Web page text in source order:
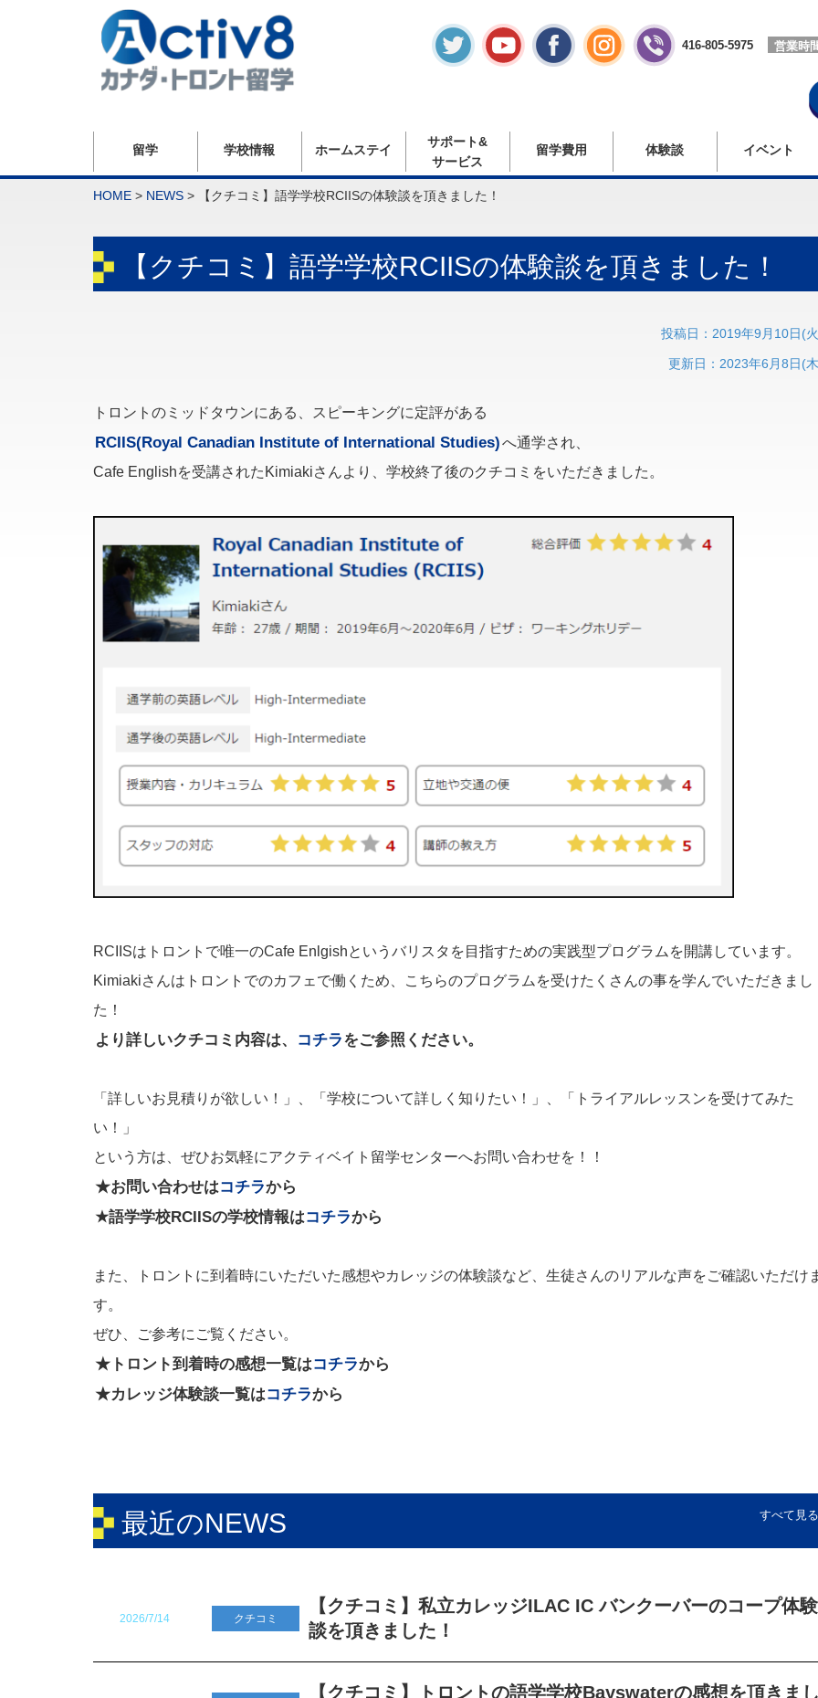
営業時
416-805-5975
留学 学校情報 ホームステイ
サポート&
サービス
留学費用 体験談 イベント
HOME > NEWS > 【クチコミ】語学学校RCIISの体験談を頂きました！
【クチコミ】語学学校RCIISの体験談を頂きました！
投稿日：2019年9月10日(
更新日：2023年6月8日(
トロントのミッドタウンにある、スピーキングに定評がある
RCIIS(Royal Canadian Institute of International Studies)へ通学され、
Cafe Englishを受講されたKimiakiさんより、学校終了後のクチコミをいただきました。
RCIISはトロントで唯一のCafe Enlgishというバリスタを目指すための実践型プログラムを開講しています。
Kimiakiさんはトロントでのカフェで働くため、こちらのプログラムを受けたくさんの事を学んでいただきまし
た！
より詳しいクチコミ内容は、 コチラをご参照ください。
「詳しいお見積りが欲しい！」、「学校について詳しく知りたい！」、「トライアルレッスンを受けてみた
い！」
という方は、ぜひお気軽にアクティベイト留学センターへお問い合わせを！！
★お問い合わせはコチラから
★語学学校RCIISの学校情報はコチラから
また、トロントに到着時にいただいた感想やカレッジの体験談など、生徒さんのリアルな声をご確認いただけ
す。
ぜひ、ご参考にご覧ください。
★トロント到着時の感想一覧はコチラから
★カレッジ体験談一覧はコチラから
最近のNEWS
2026/7/14 クチコミ
【クチコミ】私立カレッジILAC IC バンクーバーのコープ体験
談を頂きました！
【クチコミ】トロントの語学学校Bayswaterの感想を頂きま
すべて見る